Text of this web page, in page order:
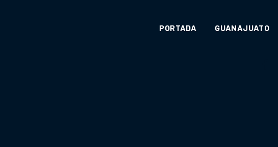
PORTADA GUANAJUATO